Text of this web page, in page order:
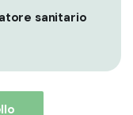
sanitario